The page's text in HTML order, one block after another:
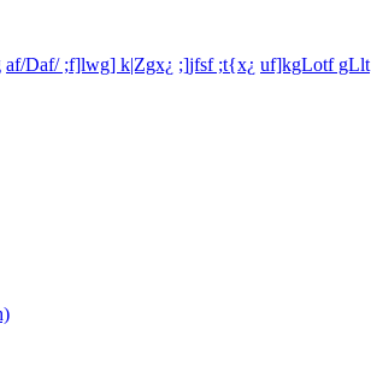
af/Daf/ ;f]lwg] k|Zgx¿ ;]jfsf ;t{x¿ uf]kgLotf gLlt